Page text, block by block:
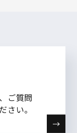
ご質問
さい。